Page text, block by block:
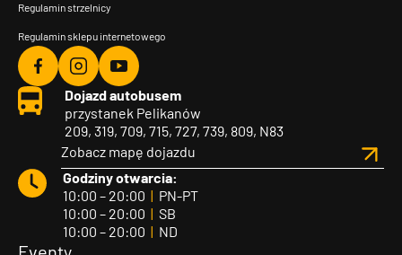
Regulamin strzelnicy
Regulamin sklepu internetowego
Agvo
Facebook
Agvo
Instagram
Agvo
YouTube
Dojazd autobusem
przystanek Pelikanów
209, 319, 709, 715, 727, 739, 809, N83
Zobacz mapę dojazdu
Godziny otwarcia:
10:00 – 20:00 | PN-PT
10:00 – 20:00 | SB
10:00 – 20:00 | ND